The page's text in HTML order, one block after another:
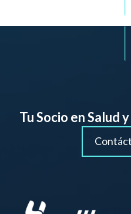
Tu Socio en Salud